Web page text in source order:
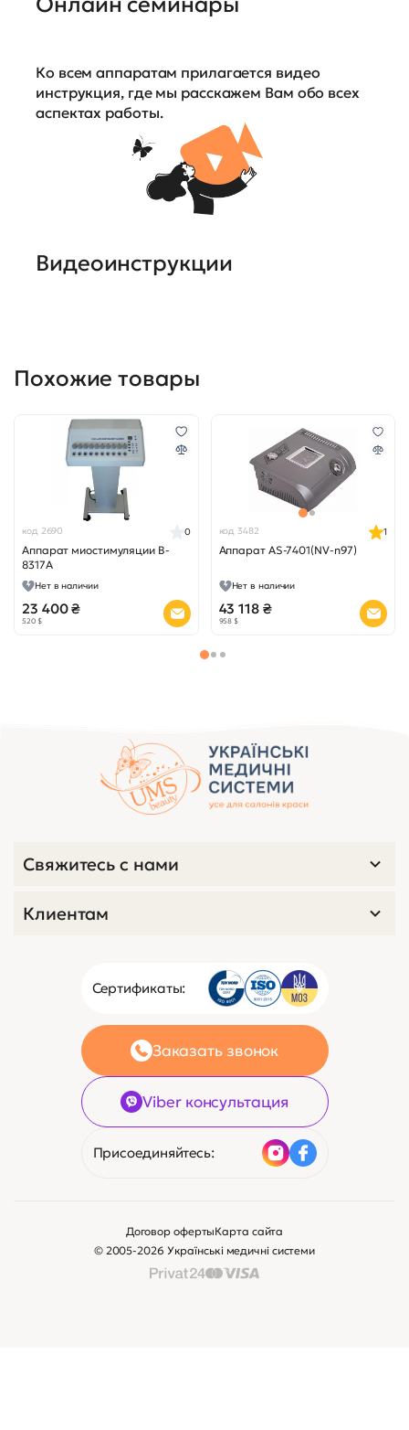
Ко всем аппаратам прилагается видео
инструкция, где мы расскажем Вам обо всех
аспектах работы.
Видеоинструкции
Похожие товары
код 2690
Аппарат миостимуляции B-
8317A
0
Нет в наличии
23 400 ₴
520 $
код 3482
Аппарат AS-7401(NV-n97)
1
Нет в наличии
43 118 ₴
958 $
Сертификаты:
Заказать звонок
Viber консультация
Присоединяйтесь:
Свяжитесь с нами
Клиентам
© 2005-2026 Українські медичні системи
Договор офертыКарта сайта